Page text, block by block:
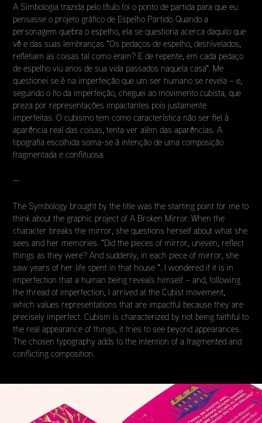
A Simbologia trazida pelo título foi o ponto de partida para que eu
pensasse o projeto gráfico de Espelho Partido. Quando a
personagem quebra o espelho, ela se questiona acerca daquilo que
vê e das suas lembranças "Os pedaços de espelho, desnivelados,
refletiam as coisas tal como eram? E de repente, em cada pedaço
de espelho viu anos de sua vida passados naquela casa". Me
questionei se é na imperfeição que um ser humano se revela – e,
seguindo o fio da imperfeição, cheguei ao movimento cubista, que
preza por representações impactantes pois justamente
imperfeitas. O cubismo tem como característica não ser fiel à
aparência real das coisas, tenta ver além das aparências. A
tipografiaescolhida soma-se à intenção de uma composição
fragmentada e conflituosa.
—
The Symbology brought by the title was the starting point for me to
think about the graphic project of A Broken Mirror. When the
character breaks the mirror, she questions herself about what she
sees and her memories. "Did the pieces of mirror, uneven, reflect
things as they were? And suddenly, in each piece of mirror, she
saw years of her life spent in that house ". I wondered if it is in
imperfection that a human being reveals himself – and, following
the thread of imperfection, I arrived at the Cubist movement,
which values representations that are impactful because they are
precisely imperfect. Cubism is characterized by not being faithful to
the real appearance of things, it tries to see beyond appearances.
The chosen typography adds to the intention of a fragmented and
conflicting composition.